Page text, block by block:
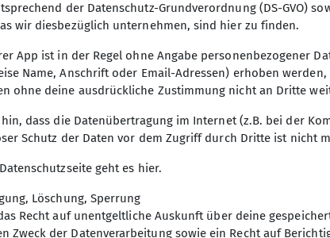
in Kirn:
einen kurzem Namensspiel auf nach Kirn.
ein paar Touren am Felsen. Der erste
© Ralf Trump
der Datenschutz-Grundverordnung (DS-GVO)
wir diesbezüglich unternehmen, sind hier zu finden.
App ist in der Regel ohne Angabe personenbezogener
Name, Anschrift oder Email-Adressen) erhoben
ohne deine ausdrückliche Zustimmung nicht an Dritte
dass die Datenübertragung im Internet (z.B. bei der
Schutz der Daten vor dem Zugriff durch Dritte ist nicht
geht es hier.
Löschung, Sperrung
Recht auf unentgeltliche Auskunft über deine
Zweck der Datenverarbeitung sowie ein Recht auf